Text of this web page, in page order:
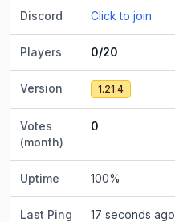
Discord Click to join
Players 0/20
Version 1.21.4
Votes
(month)
0
Uptime 100%
Last Ping 17 seconds ago